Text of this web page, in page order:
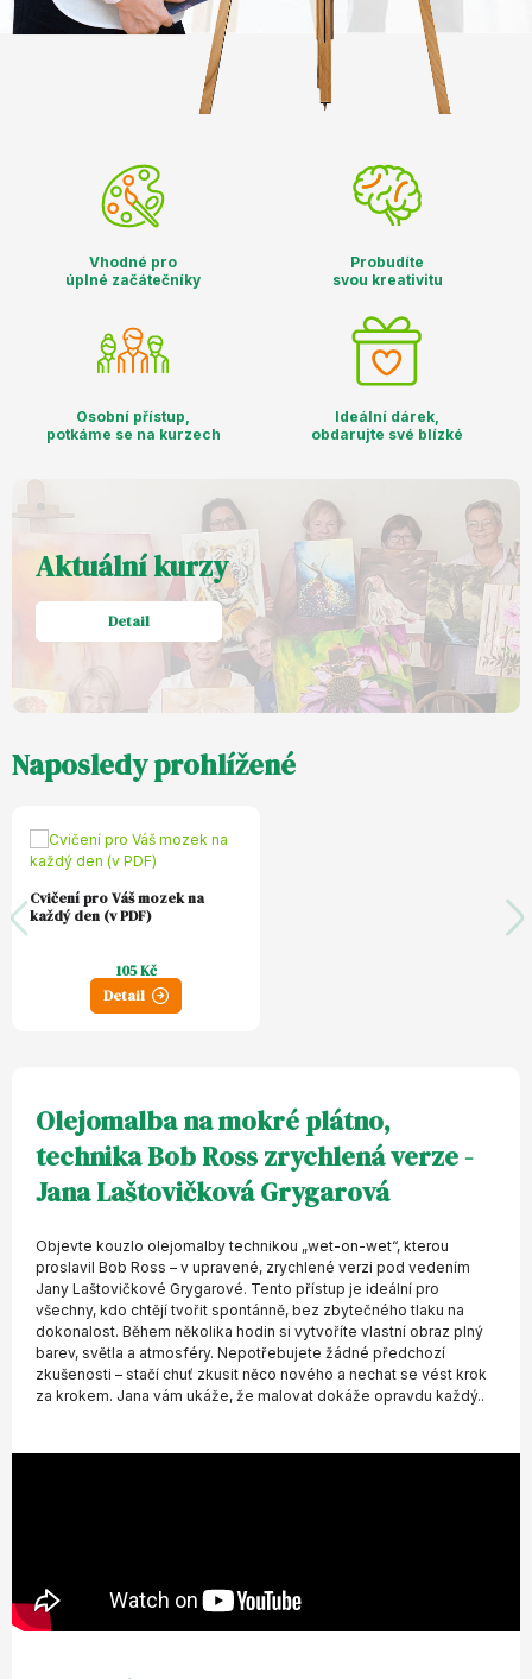
Vhodné pro
úplné začátečníky
Probudíte
svou kreativitu
Osobní přístup,
potkáme se na kurzech
Ideální dárek,
obdarujte své blízké
Aktuální kurzy
Detail
Naposledy prohlížené
Cvičení pro Váš mozek na
každý den (v PDF)
105 Kč
Detail
Olejomalba na mokré plátno,
technika Bob Ross zrychlená verze -
Jana Laštovičková Grygarová
Objevte kouzlo olejomalby technikou „wet-on-wet“, kterou
proslavil Bob Ross – v upravené, zrychlené verzi pod vedením
Jany Laštovičkové Grygarové. Tento přístup je ideální pro
všechny, kdo chtějí tvořit spontánně, bez zbytečného tlaku na
dokonalost. Během několika hodin si vytvoříte vlastní obraz plný
barev, světla a atmosféry. Nepotřebujete žádné předchozí
zkušenosti – stačí chuť zkusit něco nového a nechat se vést krok
za krokem. Jana vám ukáže, že malovat dokáže opravdu každý..